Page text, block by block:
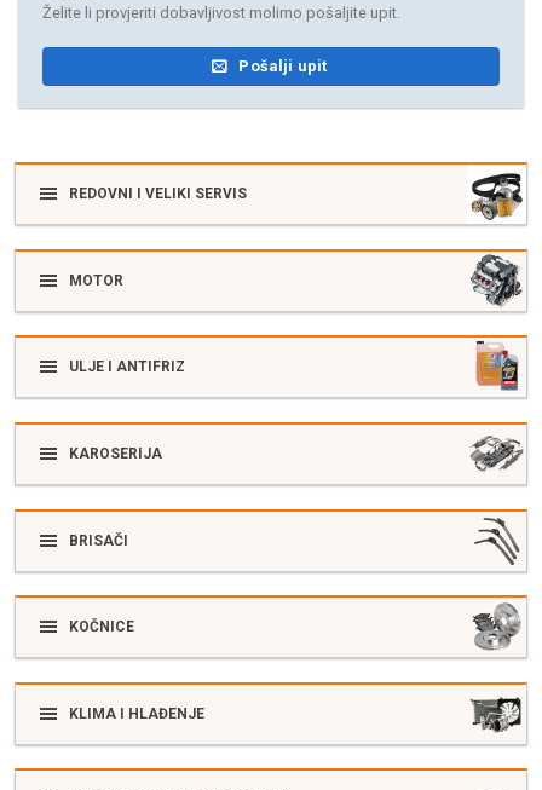
Želite li provjeriti dobavljivost molimo pošaljite upit.
Pošalji upit
REDOVNI I VELIKI SERVIS
MOTOR
ULJE I ANTIFRIZ
KAROSERIJA
BRISAČI
KOČNICE
KLIMA I HLAĐENJE